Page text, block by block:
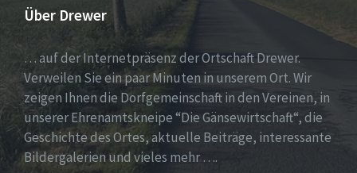
Über Drewer
… auf der Internetpräsenz der Ortschaft Drewer.
Verweilen Sie ein paar Minuten in unserem Ort. Wir
zeigen Ihnen die Dorfgemeinschaft in den Vereinen, in
unserer Ehrenamtskneipe “Die Gänsewirtschaft“, die
Geschichte des Ortes, aktuelle Beiträge, interessante
Bildergalerien und vieles mehr ….